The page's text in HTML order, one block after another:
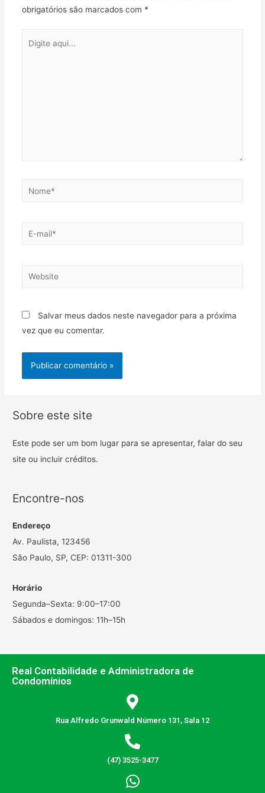
obrigatórios são marcados com *
Salvar meus dados neste navegador para a próxima
vez que eu comentar.
Sobre este site
Este pode ser um bom lugar para se apresentar, falar do seu
site ou incluir créditos.
Encontre-nos
Endereço
Av. Paulista, 123456
São Paulo, SP, CEP: 01311-300
Horário
Segunda–Sexta: 9:00–17:00
Sábados e domingos: 11h–15h
Real Contabilidade e Administradora de
Condomínios
Rua Alfredo Grunwald Número 131, Sala 12
(47) 3525-3477